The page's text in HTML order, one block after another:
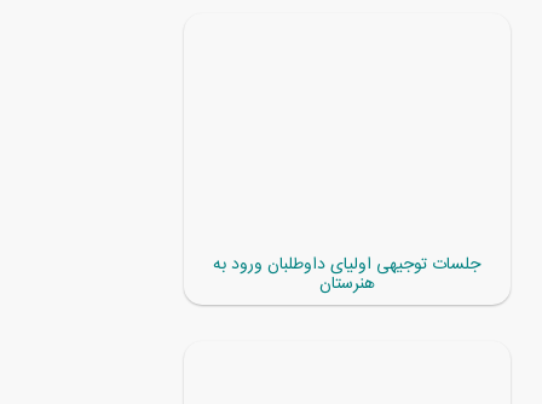
جلسات توجیهی اولیای داوطلبان ورود به
هنرستان